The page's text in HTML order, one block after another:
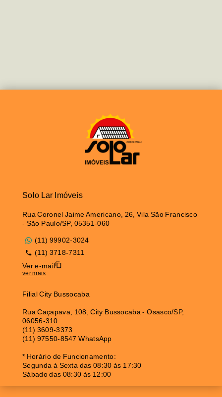
Solo Lar Imóveis
Rua Coronel Jaime Americano, 26, Vila São Francisco
- São Paulo/SP, 05351-060
(11) 99902-3024
(11) 3718-7311
Ver e-mail
ver mais
Filial City Bussocaba
Rua Caçapava, 108, City Bussocaba - Osasco/SP,
06056-310
(11) 3609-3373
(11) 97550-8547 WhatsApp
* Horário de Funcionamento:
Segunda à Sexta das 08:30 às 17:30
Sábado das 08:30 às 12:00